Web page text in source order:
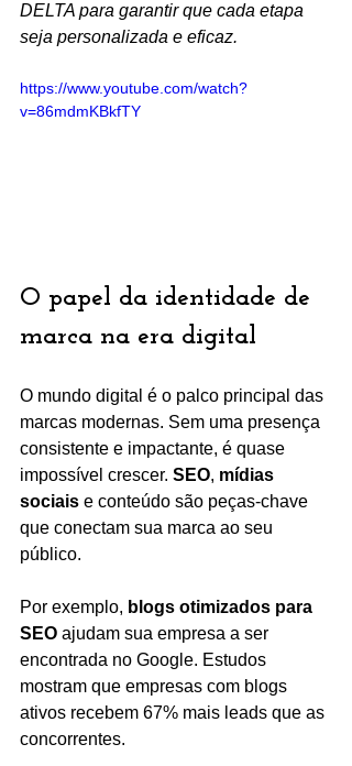
DELTA para garantir que cada etapa
seja personalizada e eficaz.
https://www.youtube.com/watch?
v=86mdmKBkfTY
O papel da identidade de
marca na era digital
O mundo digital é o palco principal das
marcas modernas. Sem uma presença
consistente e impactante, é quase
impossível crescer. SEO, mídias
sociais e conteúdo são peças-chave
que conectam sua marca ao seu
público.
Por exemplo, blogs otimizados para
SEO ajudam sua empresa a ser
encontrada no Google. Estudos
mostram que empresas com blogs
ativos recebem 67% mais leads que as
concorrentes.